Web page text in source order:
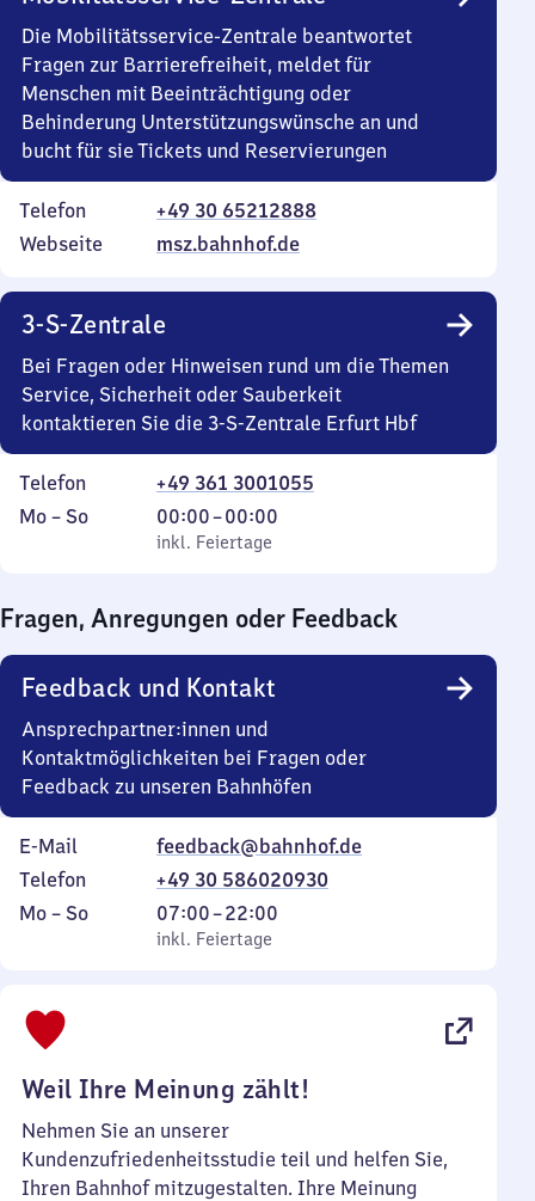
Die Mobilitätsservice-Zentrale beantwortet
Fragen zur Barrierefreiheit, meldet für
Menschen mit Beeinträchtigung oder
Behinderung Unterstützungswünsche an und
bucht für sie Tickets und Reservierungen
Telefon
+49 30 65212888
Webseite
msz.bahnhof.de
3-S-Zentrale
Bei Fragen oder Hinweisen rund um die Themen
Service, Sicherheit oder Sauberkeit
kontaktieren Sie die 3-S-Zentrale Erfurt Hbf
Telefon
+49 361 3001055
Montag
Mo – So,
inkl. Feiertage
00:00–00:00
Von
0
0
Uhr
inkl. Feiertage
Fragen, Anregungen oder Feedback
Feedback und Kontakt
Ansprechpartner:innen und
Kontaktmöglichkeiten bei Fragen oder
Feedback zu unseren Bahnhöfen
E-Mail
feedback@bahnhof.de
Telefon
+49 30 586020930
Montag
Mo – So,
inkl. Feiertage
07:00–22:00
Von
7
inkl. Feiertage
Weil Ihre Meinung zählt!
Nehmen Sie an unserer
Kundenzufriedenheitsstudie teil und helfen Sie,
Ihren Bahnhof mitzugestalten. Ihre Meinung